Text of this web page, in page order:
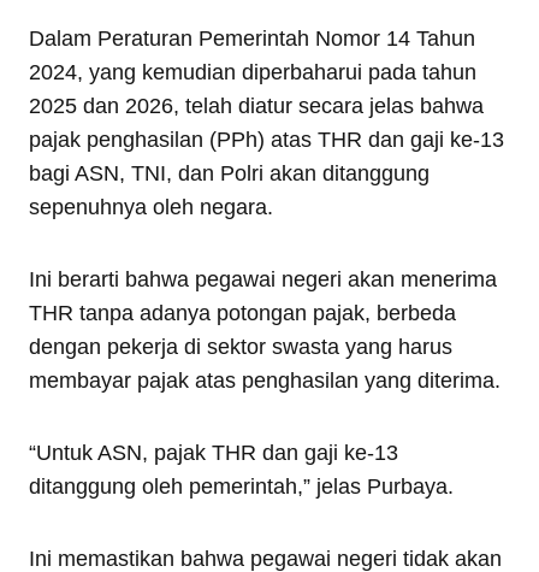
Dalam Peraturan Pemerintah Nomor 14 Tahun
2024, yang kemudian diperbaharui pada tahun
2025 dan 2026, telah diatur secara jelas bahwa
pajak penghasilan (PPh) atas THR dan gaji ke-13
bagi ASN, TNI, dan Polri akan ditanggung
sepenuhnya oleh negara.
Ini berarti bahwa pegawai negeri akan menerima
THR tanpa adanya potongan pajak, berbeda
dengan pekerja di sektor swasta yang harus
membayar pajak atas penghasilan yang diterima.
“Untuk ASN, pajak THR dan gaji ke-13
ditanggung oleh pemerintah,” jelas Purbaya.
Ini memastikan bahwa pegawai negeri tidak akan